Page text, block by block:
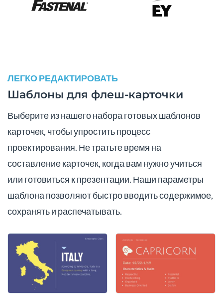
ЛЕГКО РЕДАКТИРОВАТЬ
Шаблоны для флеш-карточки
Выберите из нашего набора готовых шаблонов
карточек, чтобы упростить процесс
проектирования. Не тратьте время на
составление карточек, когда вам нужно учиться
или готовиться к презентации. Наши параметры
шаблона позволяют быстро вводить содержимое,
сохранять и распечатывать.